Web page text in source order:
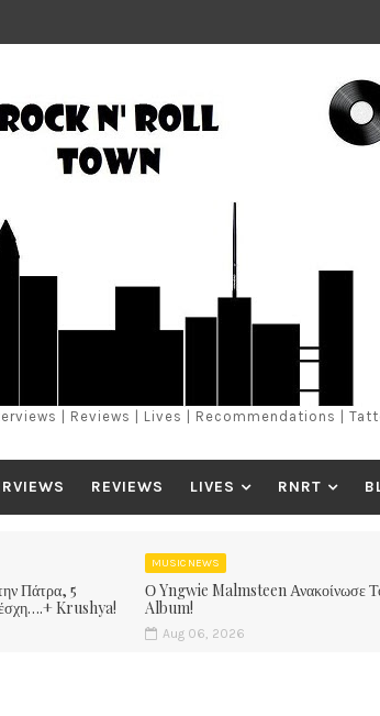
| Reviews | Lives | Recommendations |
REVIEWS LIVES RNRT
Πάτρα, 5
Krushya!
MUSIC NEWS
Ο Yngwie Malmsteen Ανακοίνωσε
Album!
Aug 06, 2026